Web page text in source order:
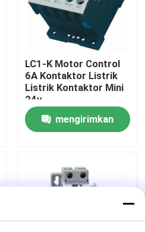
LC1-K Motor Control
6A Kontaktor Listrik
Listrik Kontaktor Mini
24v
mengirimkan